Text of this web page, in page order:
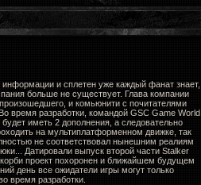
информации и сплетен уже каждый фанат знает,
больше не существует. Глава компании
и комьюнити с почитателями
время разработки, командой GSC Game World
иметь 2 дополнения, а следовательно
на мультиплатформенном движке, так
не соответствовал нынешним реалиям
Датировали выпуск второй части Stalker
проект похоронен и ближайшем будущем
день все ожидатели игры могут только
время разработки.